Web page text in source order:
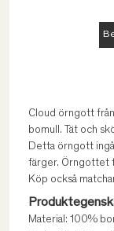
Cloud örngott
bomull. Tät och
Detta örngott
färger. Örngottet
Köp också
Material: 100%